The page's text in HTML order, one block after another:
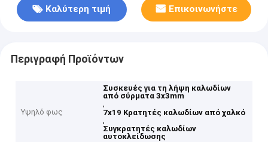
Καλύτερη τιμή Επικοινωνήστε
Περιγραφή Προϊόντων
Υψηλό φως
Συσκευές για τη λήψη καλωδίων
από σύρματα 3x3mm
,
7x19 Κρατητές καλωδίων από χαλκό
,
Συγκρατητές καλωδίων
αυτοκλείδωσης